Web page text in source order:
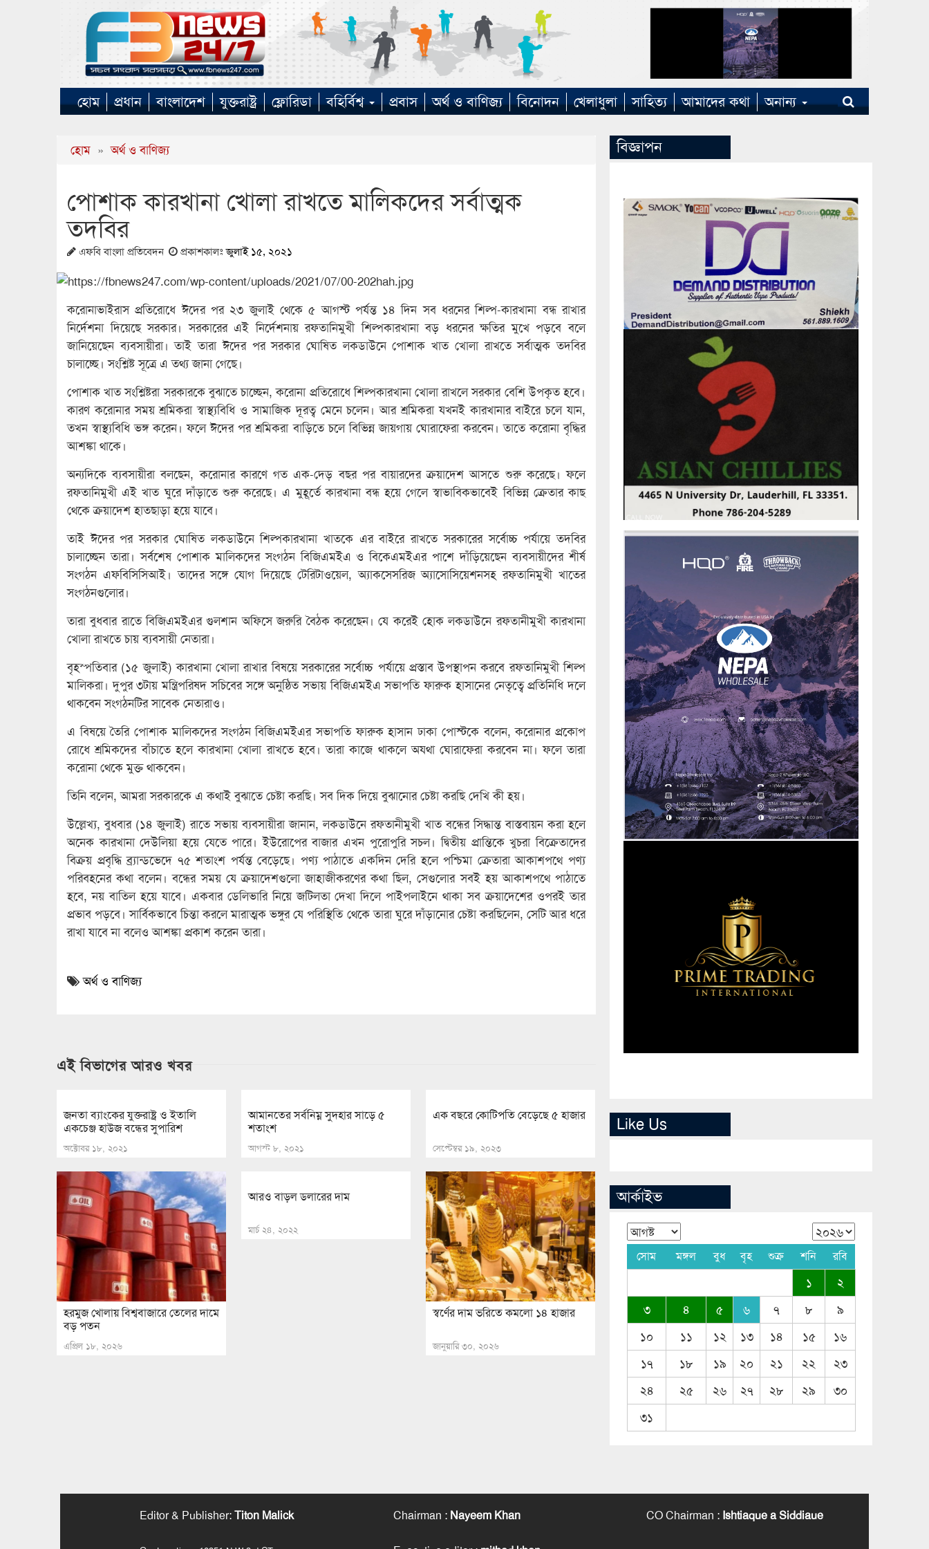
হোম প্রধান বাংলাদেশ যুক্তরাষ্ট্র ফ্লোরিডা বহির্বিশ্ব প্রবাস অর্থ ও বাণিজ্য বিনোদন খেলাধুলা সাহিত্য আমাদের কথা অনান্য
হোম » অর্থ ও বাণিজ্য
পোশাক কারখানা খোলা রাখতে মালিকদের সর্বাত্মক
তদবির
এফবি বাংলা প্রতিবেদন প্রকাশকালঃজুলাই ১৫, ২০২১
করোনাভাইরাস প্রতিরোধে ঈদের পর ২৩ জুলাই থেকে ৫ আগস্ট পর্যন্ত ১৪ দিন সব ধরনের শিল্প-কারখানা বন্ধ রাখার
নির্দেশনা দিয়েছে সরকার। সরকারের এই নির্দেশনায় রফতানিমুখী শিল্পকারখানা বড় ধরনের ক্ষতির মুখে পড়বে বলে
জানিয়েছেন ব্যবসায়ীরা। তাই তারা ঈদের পর সরকার ঘোষিত লকডাউনে পোশাক খাত খোলা রাখতে সর্বাত্মক তদবির
চালাচ্ছে। সংশ্লিষ্ট সূত্রে এ তথ্য জানা গেছে।
পোশাক খাত সংশ্লিষ্টরা সরকারকে বুঝাতে চাচ্ছেন, করোনা প্রতিরোধে শিল্পকারখানা খোলা রাখলে সরকার বেশি উপকৃত হবে।
কারণ করোনার সময় শ্রমিকরা স্বাস্থ্যবিধি ও সামাজিক দূরত্ব মেনে চলেন। আর শ্রমিকরা যখনই কারখানার বাইরে চলে যান,
তখন স্বাস্থ্যবিধি ভঙ্গ করেন। ফলে ঈদের পর শ্রমিকরা বাড়িতে চলে বিভিন্ন জায়গায় ঘোরাফেরা করবেন। তাতে করোনা বৃদ্ধির
আশঙ্কা থাকে।
অন্যদিকে ব্যবসায়ীরা বলছেন, করোনার কারণে গত এক-দেড় বছর পর বায়ারদের ক্রয়াদেশ আসতে শুরু করেছে। ফলে
রফতানিমুখী এই খাত ঘুরে দাঁড়াতে শুরু করেছে। এ মুহূর্তে কারখানা বন্ধ হয়ে গেলে স্বাভাবিকভাবেই বিভিন্ন ক্রেতার কাছ
থেকে ক্রয়াদেশ হাতছাড়া হয়ে যাবে।
তাই ঈদের পর সরকার ঘোষিত লকডাউনে শিল্পকারখানা খাতকে এর বাইরে রাখতে সরকারের সর্বোচ্চ পর্যায়ে তদবির
চালাচ্ছেন তারা। সর্বশেষ পোশাক মালিকদের সংগঠন বিজিএমইএ ও বিকেএমইএর পাশে দাঁড়িয়েছেন ব্যবসায়ীদের শীর্ষ
সংগঠন এফবিসিসিআই। তাদের সঙ্গে যোগ দিয়েছে টেরিটাওয়েল, অ্যাকসেসরিজ অ্যাসোসিয়েশনসহ রফতানিমুখী খাতের
সংগঠনগুলোর।
তারা বুধবার রাতে বিজিএমইএর গুলশান অফিসে জরুরি বৈঠক করেছেন। যে করেই হোক লকডাউনে রফতানীমুখী কারখানা
খোলা রাখতে চায় ব্যবসায়ী নেতারা।
বৃহস্পতিবার (১৫ জুলাই) কারখানা খোলা রাখার বিষয়ে সরকারের সর্বোচ্চ পর্যায়ে প্রস্তাব উপস্থাপন করবে রফতানিমুখী শিল্প
মালিকরা। দুপুর ৩টায় মন্ত্রিপরিষদ সচিবের সঙ্গে অনুষ্ঠিত সভায় বিজিএমইএ সভাপতি ফারুক হাসানের নেতৃত্বে প্রতিনিধি দলে
থাকবেন সংগঠনটির সাবেক নেতারাও।
এ বিষয়ে তৈরি পোশাক মালিকদের সংগঠন বিজিএমইএর সভাপতি ফারুক হাসান ঢাকা পোস্টকে বলেন, করোনার প্রকোপ
রোধে শ্রমিকদের বাঁচাতে হলে কারখানা খোলা রাখতে হবে। তারা কাজে থাকলে অযথা ঘোরাফেরা করবেন না। ফলে তারা
করোনা থেকে মুক্ত থাকবেন।
তিনি বলেন, আমরা সরকারকে এ কথাই বুঝাতে চেষ্টা করছি। সব দিক দিয়ে বুঝানোর চেষ্টা করছি দেখি কী হয়।
উল্লেখ্য, বুধবার (১৪ জুলাই) রাতে সভায় ব্যবসায়ীরা জানান, লকডাউনে রফতানীমুখী খাত বন্ধের সিদ্ধান্ত বাস্তবায়ন করা হলে
অনেক কারখানা দেউলিয়া হয়ে যেতে পারে। ইউরোপের বাজার এখন পুরোপুরি সচল। দ্বিতীয় প্রান্তিকে খুচরা বিক্রেতাদের
বিক্রয় প্রবৃদ্ধি ব্র্যান্ডভেদে ৭৫ শতাংশ পর্যন্ত বেড়েছে। পণ্য পাঠাতে একদিন দেরি হলে পশ্চিমা ক্রেতারা আকাশপথে পণ্য
পরিবহনের কথা বলেন। বন্ধের সময় যে ক্রয়াদেশগুলো জাহাজীকরণের কথা ছিল, সেগুলোর সবই হয় আকাশপথে পাঠাতে
হবে, নয় বাতিল হয়ে যাবে। একবার ডেলিভারি নিয়ে জটিলতা দেখা দিলে পাইপলাইনে থাকা সব ক্রয়াদেশের ওপরই তার
প্রভাব পড়বে। সার্বিকভাবে চিন্তা করলে মারাত্মক ভঙ্গুর যে পরিস্থিতি থেকে তারা ঘুরে দাঁড়ানোর চেষ্টা করছিলেন, সেটি আর ধরে
রাখা যাবে না বলেও আশঙ্কা প্রকাশ করেন তারা।
অর্থ ও বাণিজ্য
এই বিভাগের আরও খবর
জনতা ব্যাংকের যুক্তরাষ্ট্র ও ইতালি
একচেঞ্জ হাউজ বন্ধের সুপারিশ
অক্টোবর ১৮, ২০২১
আমানতের সর্বনিম্ন সুদহার সাড়ে ৫
শতাংশ
আগস্ট ৮, ২০২১
এক বছরে কোটিপতি বেড়েছে ৫ হাজার
সেপ্টেম্বর ১৯, ২০২৩
হরমুজ খোলায় বিশ্ববাজারে তেলের দামে
বড় পতন
এপ্রিল ১৮, ২০২৬
আরও বাড়ল ডলারের দাম
মার্চ ২৪, ২০২২
স্বর্ণের দাম ভরিতে কমলো ১৪ হাজার
জানুয়ারি ৩০, ২০২৬
বিজ্ঞাপন
Like Us
আর্কাইভ
সোম মঙ্গল বুধ বৃহ শুক্র শনি রবি
১
২
৩
৪ ৫ ৬ ৭ ৮
৯
১০
১১ ১২ ১৩ ১৪ ১৫
১৬
১৭
১৮ ১৯ ২০ ২১ ২২
২৩
২৪
২৫ ২৬ ২৭ ২৮ ২৯
৩০
৩১
Editor & Publisher:Titon Malick Chairman : Nayeem Khan CO Chairman : Ishtiaque a Siddiaue